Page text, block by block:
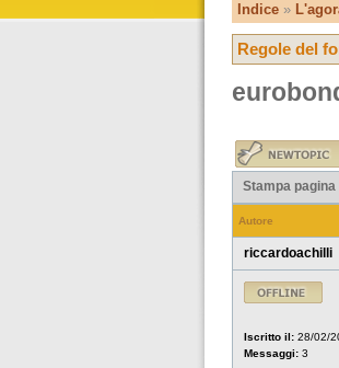
Indice »
Regole del
Stampa pagina
Autore
riccardoachilli
Iscritto il: 28/02/
Messaggi: 3